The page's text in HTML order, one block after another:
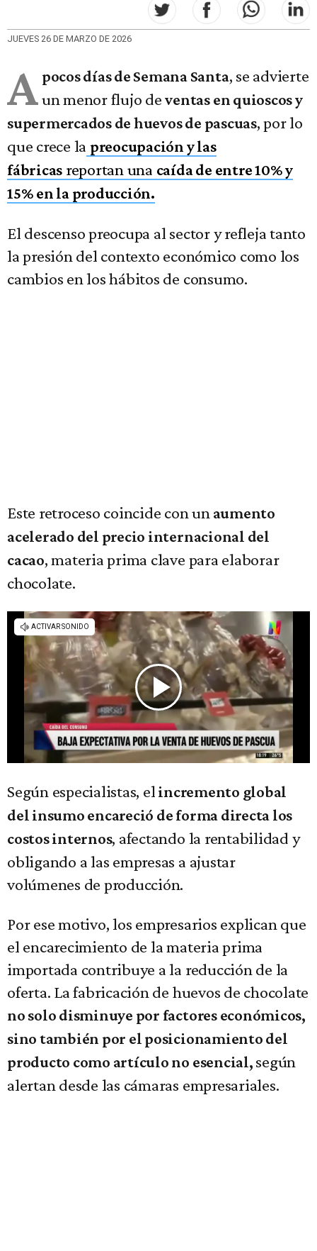
JUEVES 26 DE MARZO DE 2026
A pocos días de Semana Santa, se advierte
un menor flujo deventas en quioscos y
supermercados de huevos de pascuas, por lo
que crece la preocupación y las
fábricas reportan una caída de entre 10% y
15% en la producción.
El descenso preocupa al sector y refleja tanto
la presión del contexto económico como los
cambios en los hábitos de consumo.
Este retroceso coincide con un aumento
acelerado del precio internacional del
cacao, materia prima clave para elaborar
chocolate.
Según especialistas, el incremento global
del insumo encareció de forma directa los
costos internos, afectando la rentabilidad y
obligando a las empresas a ajustar
volúmenes de producción.
Por ese motivo, los empresarios explican que
el encarecimiento de la materia prima
importada contribuye a la reducción de la
oferta. La fabricación de huevos de chocolate
no solo disminuye por factores económicos,
sino también por el posicionamiento del
producto como artículo no esencial, según
alertan desde las cámaras empresariales.